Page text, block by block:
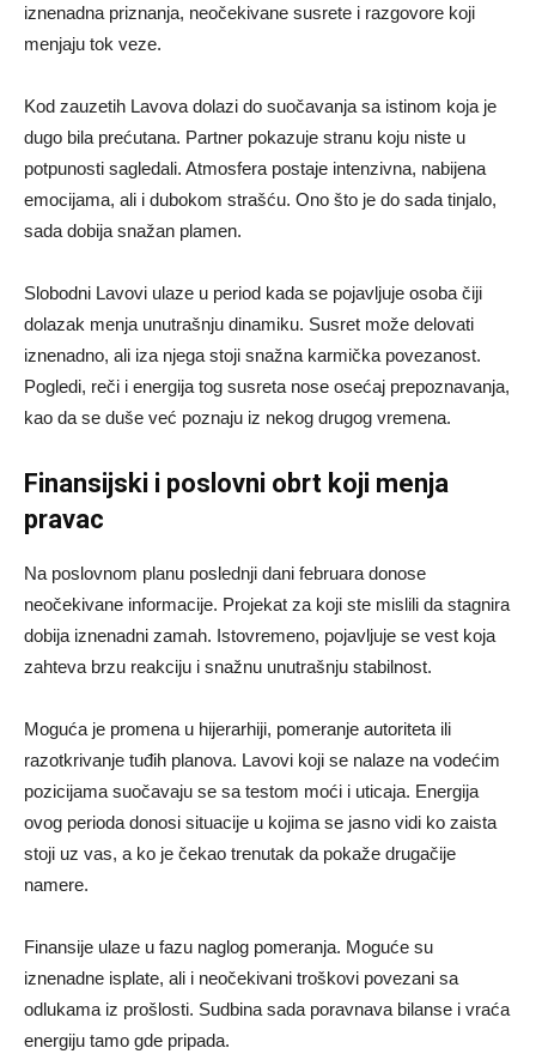
iznenadna priznanja, neočekivane susrete i razgovore koji
menjaju tok veze.
Kod zauzetih Lavova dolazi do suočavanja sa istinom koja je
dugo bila prećutana. Partner pokazuje stranu koju niste u
potpunosti sagledali. Atmosfera postaje intenzivna, nabijena
emocijama, ali i dubokom strašću. Ono što je do sada tinjalo,
sada dobija snažan plamen.
Slobodni Lavovi ulaze u period kada se pojavljuje osoba čiji
dolazak menja unutrašnju dinamiku. Susret može delovati
iznenadno, ali iza njega stoji snažna karmička povezanost.
Pogledi, reči i energija tog susreta nose osećaj prepoznavanja,
kao da se duše već poznaju iz nekog drugog vremena.
Finansijski i poslovni obrt koji menja
pravac
Na poslovnom planu poslednji dani februara donose
neočekivane informacije. Projekat za koji ste mislili da stagnira
dobija iznenadni zamah. Istovremeno, pojavljuje se vest koja
zahteva brzu reakciju i snažnu unutrašnju stabilnost.
Moguća je promena u hijerarhiji, pomeranje autoriteta ili
razotkrivanje tuđih planova. Lavovi koji se nalaze na vodećim
pozicijama suočavaju se sa testom moći i uticaja. Energija
ovog perioda donosi situacije u kojima se jasno vidi ko zaista
stoji uz vas, a ko je čekao trenutak da pokaže drugačije
namere.
Finansije ulaze u fazu naglog pomeranja. Moguće su
iznenadne isplate, ali i neočekivani troškovi povezani sa
odlukama iz prošlosti. Sudbina sada poravnava bilanse i vraća
energiju tamo gde pripada.